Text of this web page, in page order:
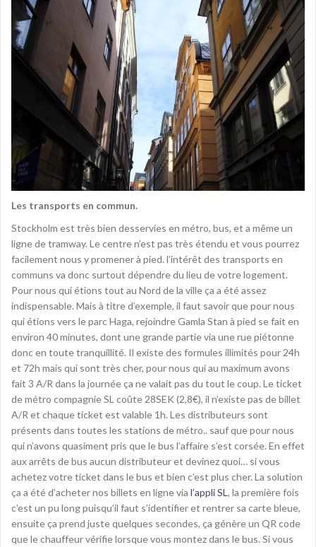
Les transports en commun.
Stockholm est très bien desservies en métro, bus, et a même un
ligne de tramway. Le centre n’est pas très étendu et vous pourrez
facilement nous y promener à pied. l’intérêt des transports en
communs va donc surtout dépendre du lieu de votre logement.
Pour nous qui étions tout au Nord de la ville ça a été assez
indispensable. Mais à titre d’exemple, il faut savoir que pour nous
qui étions vers le parc Haga, rejoindre Gamla Stan à pied se fait en
environ 40 minutes, dont une grande partie via une rue piétonne
donc en toute tranquillité. Il existe des formules illimités pour 24h
et 72h mais qui sont très cher, pour nous qui au maximum avons
fait 3 A/R dans la journée ça ne valait pas du tout le coup. Le ticket
de métro compagnie SL coûte 28SEK (2,8€), il n’existe pas de billet
A/R et chaque ticket est valable 1h. Les distributeurs sont
présents dans toutes les stations de métro.. sauf que pour nous
qui n’avons quasiment pris que le bus l’affaire s’est corsée. En effet
aux arrêts de bus aucun distributeur et devinez quoi… si vous
achetez votre ticket dans le bus et bien c’est plus cher. La solution
ça a été d’acheter nos billets en ligne via l’appli SL , la première fois
c’est un pu long puisqu’il faut s’identifier et rentrer sa carte bleue,
ensuite ça prend juste quelques secondes, ça génère un QR code
que le chauffeur vérifie lorsque vous montez dans le bus. Si vous